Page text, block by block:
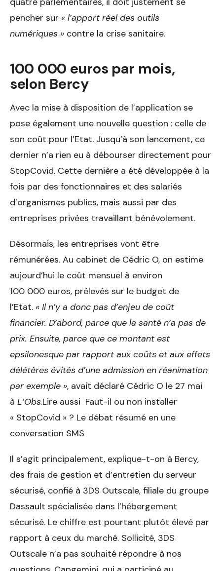
pencher sur « l’apport réel des outils
numériques » contre la crise sanitaire.
100 000 euros par mois,
selon Bercy
Avec la mise à disposition de l’application se
pose également une nouvelle question : celle de
son coût pour l’Etat. Jusqu’à son lancement, ce
dernier n’a rien eu à débourser directement pour
StopCovid. Cette dernière a été développée à la
fois par des fonctionnaires et des salariés
d’organismes publics, mais aussi par des
entreprises privées travaillant bénévolement.
Désormais, les entreprises vont être
rémunérées. Au cabinet de Cédric O, on estime
aujourd’hui le coût mensuel à environ
100 000 euros, prélevés sur le budget de
l’Etat. « Il n’y a donc pas d’enjeu de coût
financier. D’abord, parce que la santé n’a pas de
prix. Ensuite, parce que ce montant est
epsilonesque par rapport aux coûts et aux effets
délétères évités d’une admission en réanimation
par exemple », avait déclaré Cédric O le 27 mai
à L’Obs.Lire aussi Faut-il ou non installer
« StopCovid » ? Le débat résumé en une
conversation SMS
Il s’agit principalement, explique-t-on à Bercy,
des frais de gestion et d’entretien du serveur
sécurisé, confié à 3DS Outscale, filiale du groupe
Dassault spécialisée dans l’hébergement
sécurisé. Le chiffre est pourtant plutôt élevé par
rapport à ceux du marché. Sollicité, 3DS
Outscale n’a pas souhaité répondre à nos